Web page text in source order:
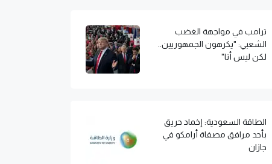
ترامب في مواجهة الغضب
الشعبي: "يكرهون الجمهوريين..
لكن ليس أنا"
الطاقة السعودية: إخماد حريق
بأحد مرافق مصفاة أرامكو في
جازان